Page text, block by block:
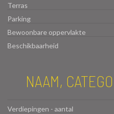
Terras
Parking
Bewoonbare oppervlakte
Beschikbaarheid
NAAM,
Verdiepingen - aantal